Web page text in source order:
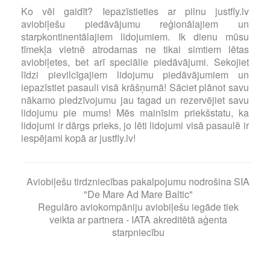
Ko vēl gaidīt? Iepazīstieties ar pilnu justfly.lv
aviobiļešu piedāvājumu reģionālajiem un
starpkontinentālajiem lidojumiem. Ik dienu mūsu
tīmekļa vietnē atrodamas ne tikai simtiem lētas
aviobiļetes, bet arī speciālie piedāvājumi. Sekojiet
līdzi pievilcīgajiem lidojumu piedāvājumiem un
iepazīstiet pasauli visā krāšņumā! Sāciet plānot savu
nākamo piedzīvojumu jau tagad un rezervējiet savu
lidojumu pie mums! Mēs mainīsim priekšstatu, ka
lidojumi ir dārgs prieks, jo lēti lidojumi visā pasaulē ir
iespējami kopā ar justfly.lv!
Aviobiļešu tirdzniecības pakalpojumu nodrošina SIA
"De Mare Ad Mare Baltic"
Regulāro aviokompāniju aviobiļešu iegāde tiek
veikta ar partnera - IATA akreditētā aģenta
starpniecību